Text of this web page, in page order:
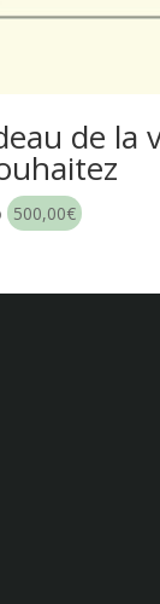
de la
500,00€